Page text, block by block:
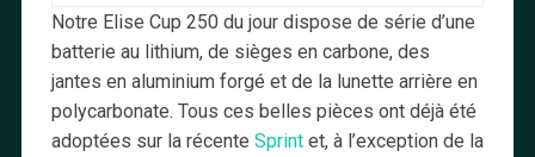
Notre Elise Cup 250 du jour dispose de série d’une
batterie au lithium, de sièges en carbone, des
jantes en aluminium forgé et de la lunette arrière en
polycarbonate. Tous ces belles pièces ont déjà été
adoptées sur la récente Sprintet, à l’exception de la